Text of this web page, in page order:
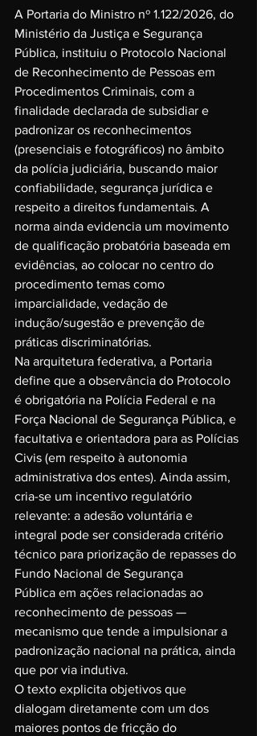
A Portaria do Ministro nº 1.122/2026, do
Ministério da Justiça e Segurança
Pública, instituiu o Protocolo Nacional
de Reconhecimento de Pessoas em
Procedimentos Criminais, com a
finalidade declarada de subsidiar e
padronizar os reconhecimentos
(presenciais e fotográficos) no âmbito
da polícia judiciária, buscando maior
confiabilidade, segurança jurídica e
respeito a direitos fundamentais. A
norma ainda evidencia um movimento
de qualificação probatória baseada em
evidências, ao colocar no centro do
procedimento temas como
imparcialidade, vedação de
indução/sugestão e prevenção de
práticas discriminatórias.
Na arquitetura federativa, a Portaria
define que a observância do Protocolo
é obrigatória na Polícia Federal e na
Força Nacional de Segurança Pública, e
facultativa e orientadora para as Polícias
Civis (em respeito à autonomia
administrativa dos entes). Ainda assim,
cria-se um incentivo regulatório
relevante: a adesão voluntária e
integral pode ser considerada critério
técnico para priorização de repasses do
Fundo Nacional de Segurança
Pública em ações relacionadas ao
reconhecimento de pessoas —
mecanismo que tende a impulsionar a
padronização nacional na prática, ainda
que por via indutiva.
O texto explicita objetivos que
dialogam diretamente com um dos
maiores pontos de fricção do